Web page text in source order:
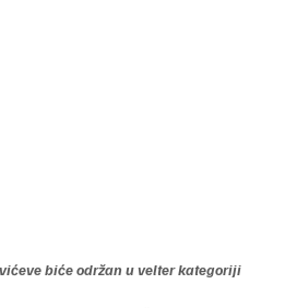
biće održan u velter kategoriji